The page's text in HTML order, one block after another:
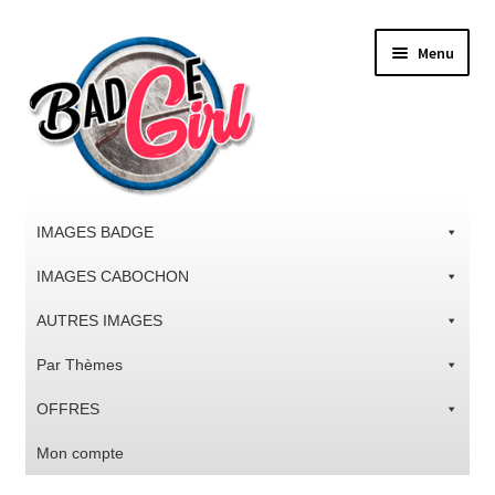
la
navigation
contenu
Menu
IMAGES BADGE
IMAGES CABOCHON
AUTRES IMAGES
Par Thèmes
OFFRES
Mon compte